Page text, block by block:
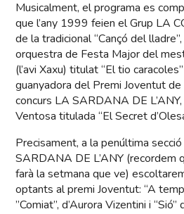
Musicalment, el programa es
que l’any 1999 feien el Grup LA
de la tradicional “Cançó del
orquestra de Festa Major del
(l’avi Xaxu) titulat “El tio
guanyadora del Premi Joventut
concurs LA SARDANA DE L’ANY,
Ventosa titulada “El Secret
Precisament, a la penúltima
SARDANA DE L’ANY (recordem
farà la setmana que ve)
optants al premi Joventut: “A
”Comiat”, d’Aurora Vizentini i “Sió”